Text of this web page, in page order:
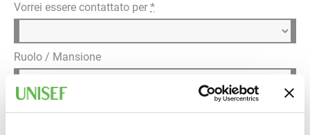
Vorrei essere contattato per *
Ruolo / Mansione